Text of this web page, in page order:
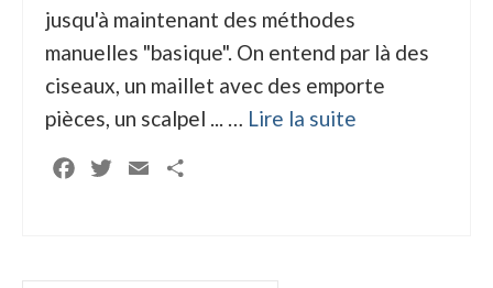
jusqu'à maintenant des méthodes
manuelles "basique". On entend par là des
ciseaux, un maillet avec des emporte
pièces, un scalpel ... … Lire la suite
FacebookTwitterEmail